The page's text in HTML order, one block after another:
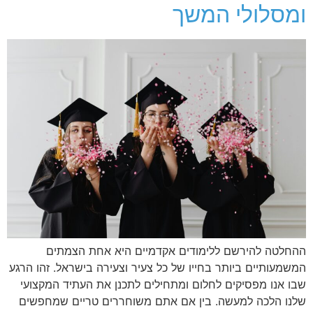
ומסלולי המשך
ההחלטה להירשם ללימודים אקדמיים היא אחת הצמתים
המשמעותיים ביותר בחייו של כל צעיר וצעירה בישראל. זהו הרגע
שבו אנו מפסיקים לחלום ומתחילים לתכנן את העתיד המקצועי
שלנו הלכה למעשה. בין אם אתם משוחררים טריים שמחפשים